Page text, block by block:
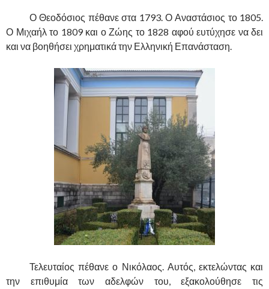
Ο Θεοδόσιος πέθανε στα 1793. Ο Αναστάσιος το 1805.
Ο Μιχαήλ το 1809 και ο Ζώης το 1828 αφού ευτύχησε να δει
και να βοηθήσει χρηματικά την Ελληνική Επανάσταση.
Τελευταίος πέθανε ο Νικόλαος. Αυτός, εκτελώντας και
την επιθυμία των αδελφών του, εξακολούθησε τις